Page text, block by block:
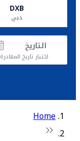
DXB
دبي
التاريخ
اختيار تاريخ المغادرة
Home